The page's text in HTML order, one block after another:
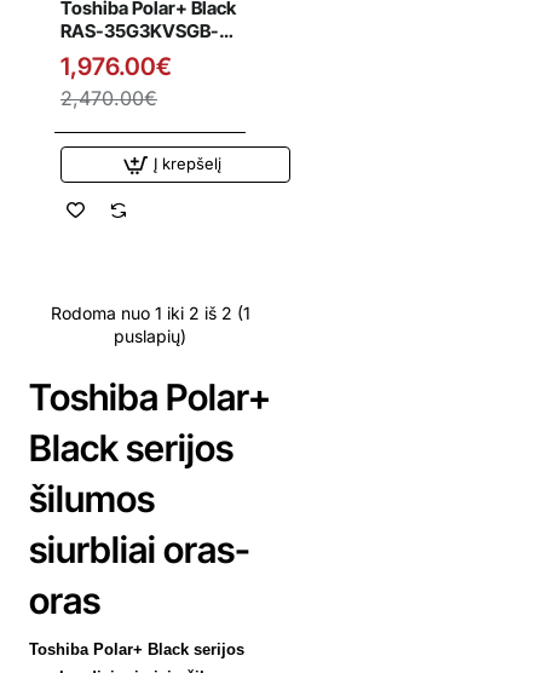
Toshiba Polar+
Black serijos
šilumos
siurbliai oras-
oras
Toshiba Polar+ Black serijos
Toshiba Polar+ Black
RAS-35G3KVSGB-
ND - RAS-
35J2AVSG-ND1
3.5/4.2 kW šilumos
1,976.00€
2,470.00€
Į krepšelį
Rodoma nuo 1 iki 2 iš 2 (1
puslapių)